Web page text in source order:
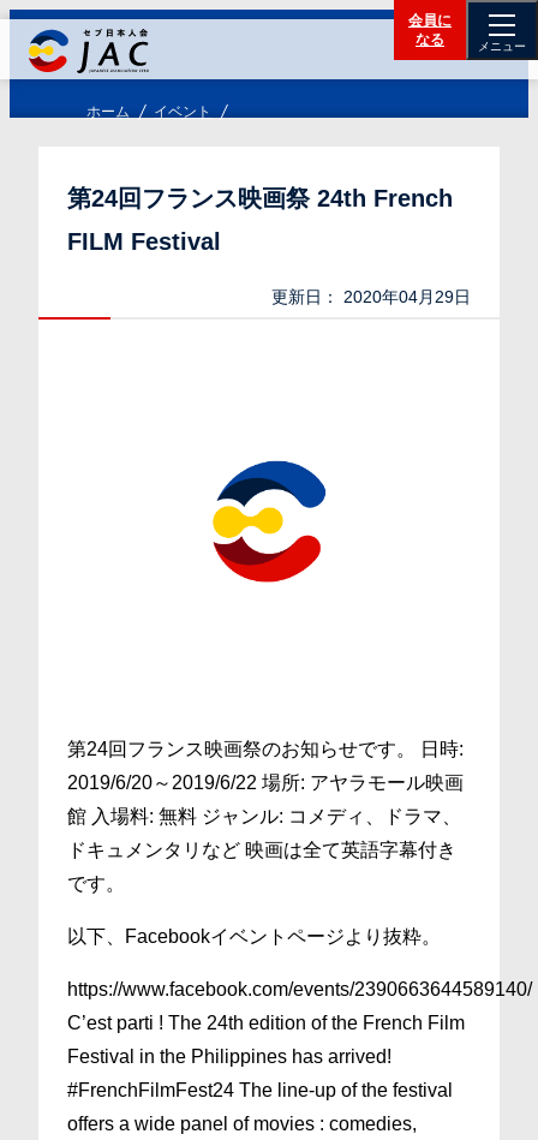
メニュー
会員に
なる
ホーム イベント
第24回フランス映画祭 24th French
FILM Festival
更新日： 2020年04月29日
第24回フランス映画祭のお知らせです。 日時:
2019/6/20～2019/6/22 場所: アヤラモール映画
館 入場料: 無料 ジャンル: コメディ、ドラマ、
ドキュメンタリなど 映画は全て英語字幕付き
です。
以下、Facebookイベントページより抜粋。
https://www.facebook.com/events/2390663644589140/
C’est parti ! The 24th edition of the French Film
Festival in the Philippines has arrived!
#FrenchFilmFest24 The line-up of the festival
offers a wide panel of movies : comedies,